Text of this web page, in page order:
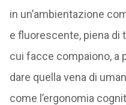
in un’ambientazione
e fluorescente, piena di
cui facce compaiono, a
dare quella vena di
come l’ergonomia